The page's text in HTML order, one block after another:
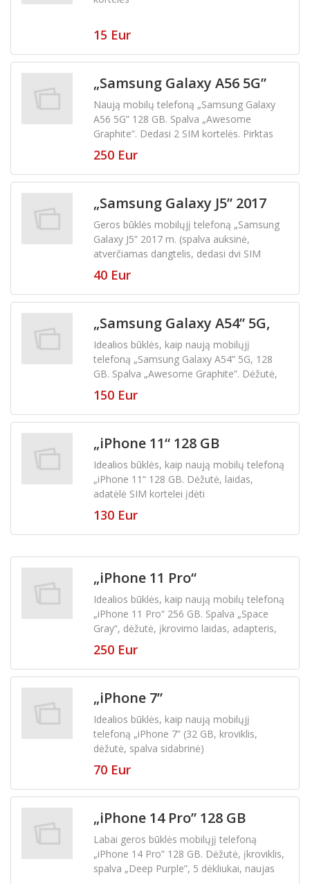
15 Eur
„Samsung Galaxy A56 5G”
128 GB
Naują mobilų telefoną „Samsung Galaxy
A56 5G” 128 GB. Spalva „Awesome
Graphite”. Dedasi 2 SIM kortelės. Pirktas
„Tele2” salone
250 Eur
„Samsung Galaxy J5” 2017
m..
Geros būklės mobilųjį telefoną „Samsung
Galaxy J5” 2017 m. (spalva auksinė,
atverčiamas dangtelis, dedasi dvi SIM
kortelės)
40 Eur
„Samsung Galaxy A54” 5G,
128 GB
Idealios būklės, kaip naują mobilųjį
telefoną „Samsung Galaxy A54” 5G, 128
GB. Spalva „Awesome Graphite”. Dėžutė,
pakrovėjas
150 Eur
„iPhone 11“ 128 GB
Idealios būklės, kaip naują mobilų telefoną
„iPhone 11“ 128 GB. Dėžutė, laidas,
adatėlė SIM kortelei įdėti
130 Eur
„iPhone 11 Pro“
Idealios būklės, kaip naują mobilų telefoną
„iPhone 11 Pro“ 256 GB. Spalva „Space
Gray“, dėžutė, įkrovimo laidas, adapteris,
adatėlė, dėkliukas, stikliukas ant ekrano
250 Eur
„iPhone 7”
Idealios būklės, kaip naują mobilųjį
telefoną „iPhone 7” (32 GB, kroviklis,
dėžutė, spalva sidabrinė)
70 Eur
„iPhone 14 Pro” 128 GB
Labai geros būklės mobilųjį telefoną
„iPhone 14 Pro” 128 GB. Dėžutė, įkroviklis,
spalva „Deep Purple”, 5 dėkliukai, naujas